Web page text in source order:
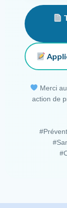
Merci
action de